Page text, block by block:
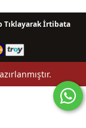
Tıklayarak İrtibata